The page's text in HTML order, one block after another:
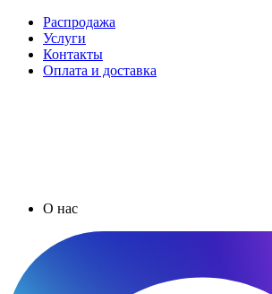
Распродажа
Услуги
Контакты
Оплата и доставка
О нас